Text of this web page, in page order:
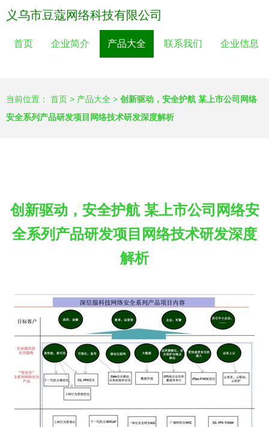
义乌市豆蔻网络科技有限公司
首页 企业简介 产品大全 联系我们 企业信息
当前位置： 首页 > 产品大全 > 创新驱动，安全护航 某上市公司网络
安全系列产品研发项目网络技术研发深度解析
创新驱动，安全护航 某上市公司网络安
全系列产品研发项目网络技术研发深度
解析